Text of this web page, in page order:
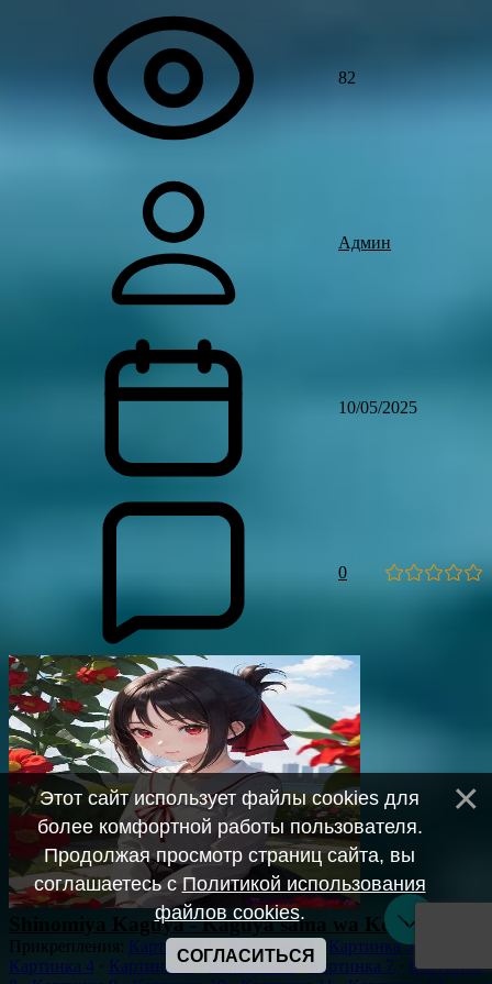
82
Админ
10/05/2025
0
Shinomiya Kaguya - Kaguya sama wa Kokurasetai
Прикрепления Картинка 1· Картинка 2 ·Картинка 3·
Картинка 4 · Картинка 5· Картинка 6· Картинка 7
Картинка
Этот сайт использует файлы cookies для
более комфортной работы пользователя.
Продолжая просмотр страниц сайта, вы
соглашаетесь с Политикой использования
файлов cookies.
СОГЛАСИТЬСЯ